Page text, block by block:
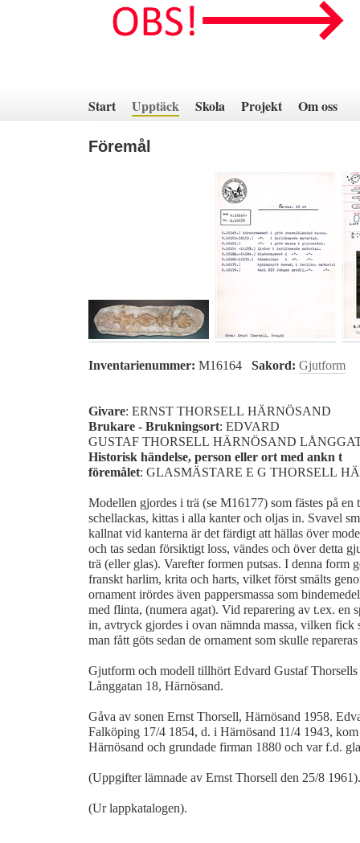
innehåll
Start Upptäck Skola Projekt Om oss
Föremål
Inventarienummer: M16164 Sakord: Gjutform
Givare: ERNST THORSELL HÄRNÖSAND
Brukare - Brukningsort: EDVARD
GUSTAF THORSELL HÄRNÖSAND
Historisk händelse, person eller ort med ankn t
föremålet: GLASMÄSTARE E G THORSELL
Modellen gjordes i trä (se M16177) som fästes på en
schellackas, kittas i alla kanter och oljas in. Svavel
kallnat vid kanterna är det färdigt att hällas över
och tas sedan försiktigt loss, vändes och över detta
trä (eller glas). Varefter formen putsas. I denna form
franskt harlim, krita och harts, vilket först smälts
ornament irördes även pappersmassa som
med flinta, (numera agat). Vid reparering av t.ex. en
in, avtryck gjordes i ovan nämnda massa, vilken fick
man fått göts sedan de ornament som skulle
Gjutform och modell tillhört Edvard Gustaf
Långgatan 18, Härnösand.
Gåva av sonen Ernst Thorsell, Härnösand 1958.
Falköping 17/4 1854, d. i Härnösand 11/4 1943,
Härnösand och grundade firman 1880 och var f.d.
(Uppgifter lämnade av Ernst Thorsell den 25/8
(Ur lappkatalogen).